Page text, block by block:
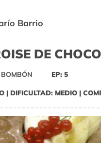
Barrio
DE
EP: 5
| DIFICULTAD: MEDIO |